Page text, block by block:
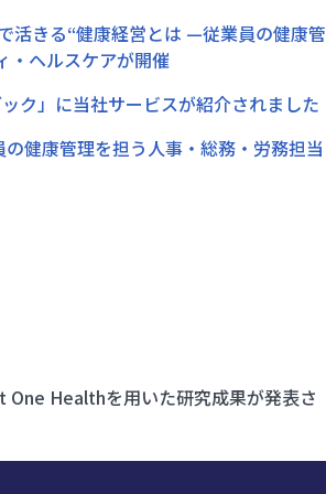
活きる“健康経営とは —従業員の健康管
・ヘルスケアが開催
ク」に当社サービスが紹介されました
健康管理を担う人事・総務・労務担当
One Healthを用いた研究成果が発表さ